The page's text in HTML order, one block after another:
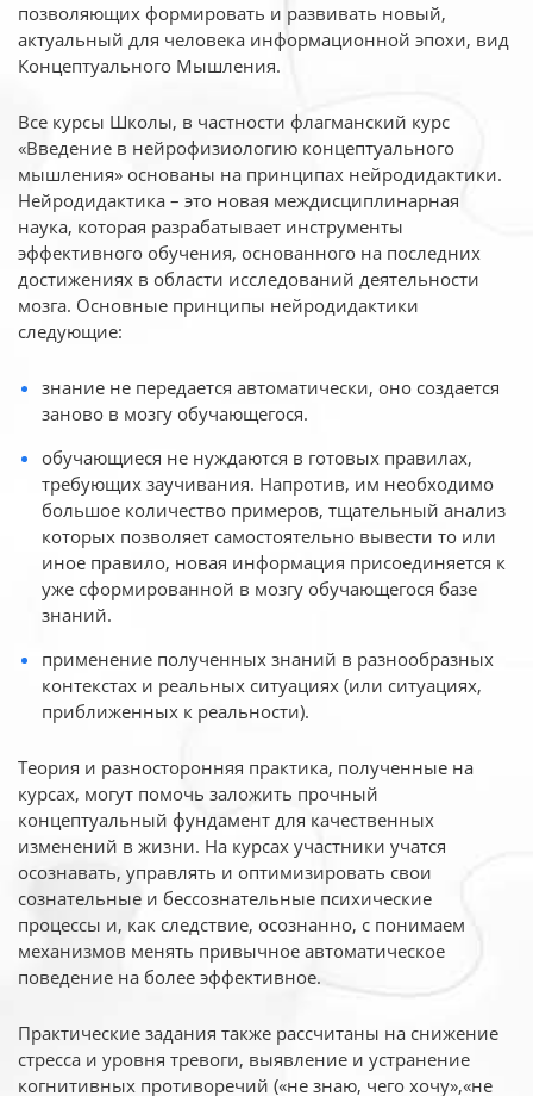
позволяющих формировать и развивать новый,
актуальный для человека информационной эпохи, вид
Концептуального Мышления.
Все курсы Школы, в частности флагманский курс
«Введение в нейрофизиологию концептуального
мышления» основаны на принципах нейродидактики.
Нейродидактика – это новая междисциплинарная
наука, которая разрабатывает инструменты
эффективного обучения, основанного на последних
достижениях в области исследований деятельности
мозга. Основные принципы нейродидактики
следующие:
знание не передается автоматически, оно создается
заново в мозгу обучающегося.
обучающиеся не нуждаются в готовых правилах,
требующих заучивания. Напротив, им необходимо
большое количество примеров, тщательный анализ
которых позволяет самостоятельно вывести то или
иное правило, новая информация присоединяется к
уже сформированной в мозгу обучающегося базе
знаний.
применение полученных знаний в разнообразных
контекстах и реальных ситуациях (или ситуациях,
приближенных к реальности).
Теория и разносторонняя практика, полученные на
курсах, могут помочь заложить прочный
концептуальный фундамент для качественных
изменений в жизни. На курсах участники учатся
осознавать, управлять и оптимизировать свои
сознательные и бессознательные психические
процессы и, как следствие, осознанно, с понимаем
механизмов менять привычное автоматическое
поведение на более эффективное.
Практические задания также рассчитаны на снижение
стресса и уровня тревоги, выявление и устранение
когнитивных противоречий («не знаю, чего хочу»,«не